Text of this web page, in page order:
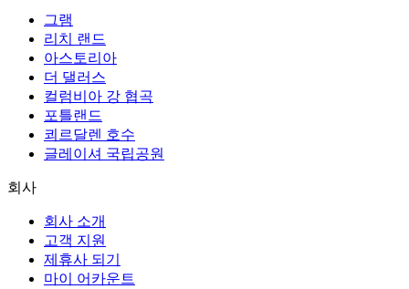
그램
리치 랜드
아스토리아
더 댈러스
컬럼비아 강 협곡
포틀랜드
쾨르달렌 호수
글레이셔 국립공원
회사
회사 소개
고객 지원
제휴사 되기
마이 어카운트